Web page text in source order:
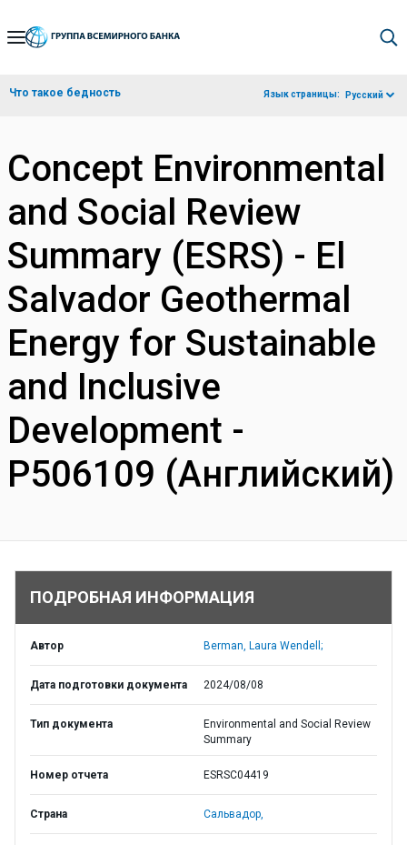
Skip
Navigation
Что такое бедность Язык страницы: Русский
Concept Environmental
and Social Review
Summary (ESRS) - El
Salvador Geothermal
Energy for Sustainable
and Inclusive
Development -
P506109 (Английский)
ПОДРОБНАЯ ИНФОРМАЦИЯ
Автор Berman, Laura Wendell;
Дата подготовки документа 2024/08/08
Тип документа
Environmental and Social Review
Summary
Номер отчета ESRSC04419
Страна Сальвадор,